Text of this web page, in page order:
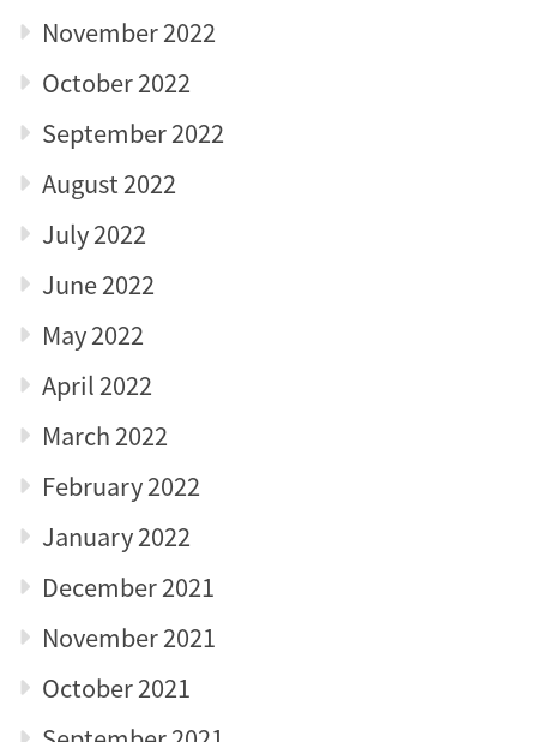
November 2022
October 2022
September 2022
August 2022
July 2022
June 2022
May 2022
April 2022
March 2022
February 2022
January 2022
December 2021
November 2021
October 2021